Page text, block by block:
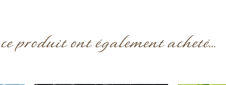
produit ont également acheté...